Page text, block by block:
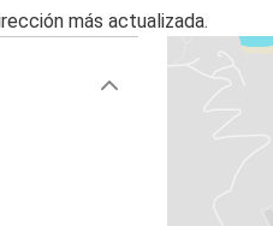
más actualizada.